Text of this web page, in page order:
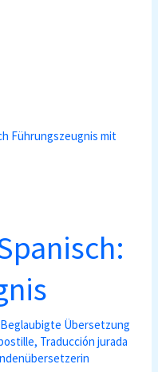
Beglaubigte Übersetzung
, Traducción jurada